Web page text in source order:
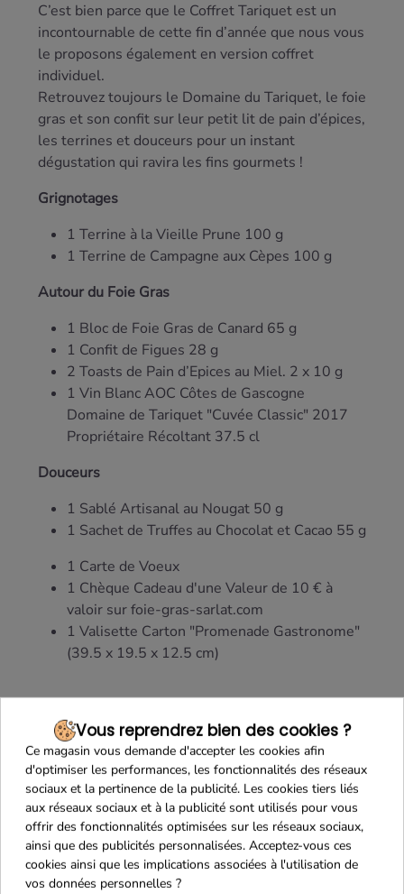
C’est bien parce que le Coffret Tariquet est un
incontournable de cette fin d’année que nous vous
le proposons également en version coffret
individuel.
Retrouvez toujours le Domaine du Tariquet, le foie
gras et son confit sur leur petit lit de pain d’épices,
les terrines et douceurs pour un instant
dégustation qui ravira les fins gourmets !
Grignotages
1 Terrine à la Vieille Prune 100 g
1 Terrine de Campagne aux Cèpes 100 g
Autour du Foie Gras
1 Bloc de Foie Gras de Canard 65 g
1 Confit de Figues 28 g
2 Toasts de Pain d’Epices au Miel. 2 x 10 g
1 Vin Blanc AOC Côtes de Gascogne
Domaine de Tariquet "Cuvée Classic" 2017
Propriétaire Récoltant 37.5 cl
Douceurs
1 Sablé Artisanal au Nougat 50 g
1 Sachet de Truffes au Chocolat et Cacao 55 g
1 Carte de Voeux
1 Chèque Cadeau d'une Valeur de 10 € à
valoir sur foie-gras-sarlat.com
1 Valisette Carton "Promenade Gastronome"
(39.5 x 19.5 x 12.5 cm)
Maison Familiale Paiement Sécurisé
Vous reprendrez bien des cookies ?
Ce magasin vous demande d'accepter les cookies afin
d'optimiser les performances, les fonctionnalités des réseaux
sociaux et la pertinence de la publicité. Les cookies tiers liés
aux réseaux sociaux et à la publicité sont utilisés pour vous
offrir des fonctionnalités optimisées sur les réseaux sociaux,
ainsi que des publicités personnalisées. Acceptez-vous ces
cookies ainsi que les implications associées à l'utilisation de
vos données personnelles ?